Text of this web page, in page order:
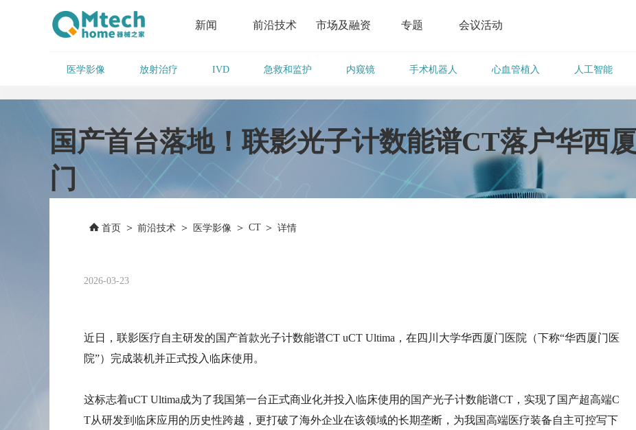
新闻 前沿技术 市场及融资 专题 会议活动
医学影像 放射治疗 IVD 急救和监护 内窥镜 手术机器人 心血管植入 人工智能
国产首台落地！联影光子计数能谱CT落户华西厦
门
首页 > 前沿技术 > 医学影像 > CT > 详情
2026-03-23
近日，联影医疗自主研发的国产首款光子计数能谱CT uCT Ultima，在四川大学华西厦门医院（下称“华西厦门医
院”）完成装机并正式投入临床使用。
这标志着uCT Ultima成为了我国第一台正式商业化并投入临床使用的国产光子计数能谱CT，实现了国产超高端C
T从研发到临床应用的历史性跨越，更打破了海外企业在该领域的长期垄断，为我国高端医疗装备自主可控写下